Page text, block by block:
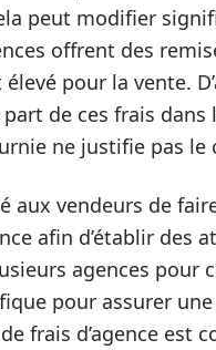
peut modifier
offrent des
élevé pour la vente.
de ces frais
ne justifie pas le
aux vendeurs de
afin d’établir des
agences pour
pour assurer
frais d’agence est